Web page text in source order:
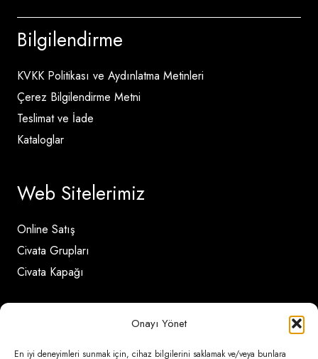
Onayı Yönet
En iyi deneyimleri sunmak için, cihaz bilgilerini saklamak ve/veya bunlara
Bilgilendirme
KVKK Politikası ve Aydınlatma Metinleri
Çerez Bilgilendirme Metni
Teslimat ve İade
Kataloglar
Web Sitelerimiz
Online Satış
Civata Grupları
Civata Kapağı
İletişim Detayları